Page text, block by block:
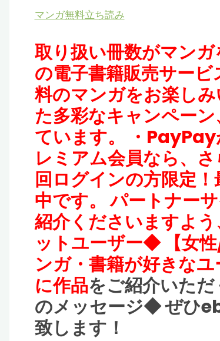
マンガ無料立ち読み
取り扱い冊数がマン
の電子書籍販売サー
料のマンガをお楽し
た多彩なキャンペー
ています。 ・
レミアム会員なら、
回ログインの方限定
中です。 パートナー
紹介くださいますよ
ットユーザー◆ 【女
ンガ・書籍が好きな
に作品をご紹介いた
のメッセージ◆ ぜひ
致します！